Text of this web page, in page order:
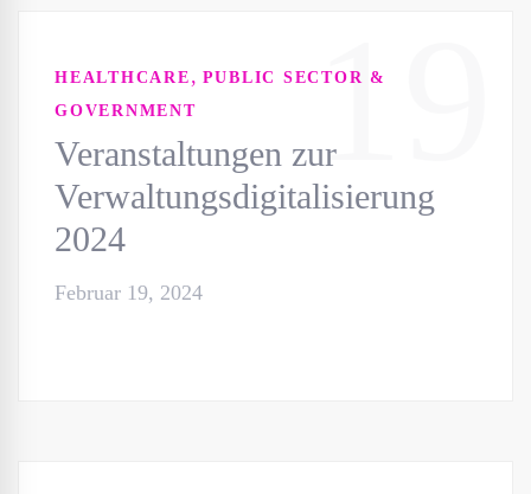
19
HEALTHCARE , PUBLIC SECTOR &
GOVERNMENT
Veranstaltungen zur
Verwaltungsdigitalisierung
2024
Februar 19, 2024